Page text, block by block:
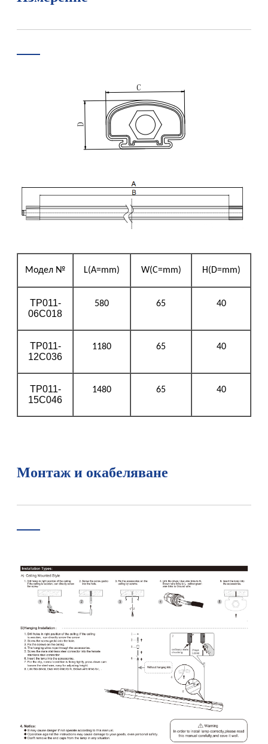
Модел № L(A=mm) W(C=mm) H(D=mm)
TP011-
06C018
580 65 40
TP011-
12C036
1180 65 40
TP011-
15C046
1480 65 40
Монтаж и окабеляване